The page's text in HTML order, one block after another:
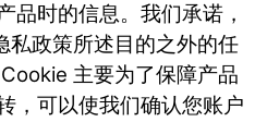
品时的信息。我们承诺，
私政策所述目的之外的任
主要为了保障产品
，可以使我们确认您账户